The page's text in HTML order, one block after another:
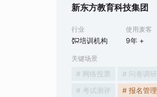
新东方教育科技集团
行业
培训机构
使用麦客
9年 +
关键场景
# 网络投票
# 问卷调研
# 考试测评
# 报名管理